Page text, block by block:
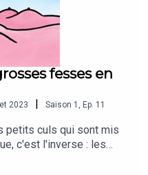
fesses en
2023 | Saison 1 , Ep. 11
petits culs qui sont mis
c'est l'inverse : les
des fesses les plus